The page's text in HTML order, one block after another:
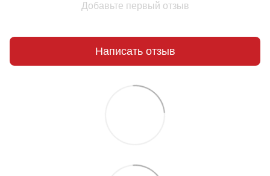
Добавьте первый отзыв
Написать отзыв